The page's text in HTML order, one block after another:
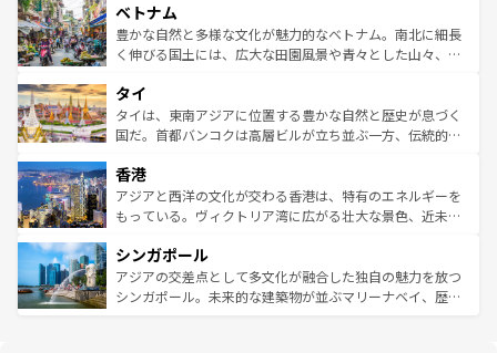
参照してほしい。
容にもいいと評判のスイーツなど、バラエティ豊かな料理
が味わえる。 なお、新着の台湾情報は コンテンツ一覧を参
照してほしい。
き、地方に足を延ばせば四季折々の自然美を楽しむことが
できる。そして、キムチや焼肉、絶品のストリートフード
まで、さまざまな韓国料理が待っている。夜には、韓国な
リティに包まれながら、韓国の多彩な魅力を心ゆくまで味
わってみてほしい。 なお、新着の韓国情報はコンテンツ一
覧を参照してほしい。
ベトナム
豊かな自然と多様な文化が魅力的なベトナム。南北に細長
く伸びる国土には、広大な田園風景や青々とした山々、世
急速な発展と共に伝統が息づく。ハノイの古い町並みやホ
ーチミン市のフランス統治時代の建物も、独特の雰囲気を
醸し出している。また、バラエティの豊かさとおいしさで
とつ。フォーやバインミー、ベトナムコーヒーなどは、ぜ
ひ現地で味わいたい。どの地域を訪れてもあたたかい人々
が旅行者を迎えてくれるので、きっと忘れられない旅にな
参照してほしい。
タイ
タイは、東南アジアに位置する豊かな自然と歴史が息づく
国だ。首都バンコクは高層ビルが立ち並ぶ一方、伝統的な
の活気が交差している。北部ではチェンマイなどの山岳地
帯で自然と触れ合い、南部ではプーケットやクラビの美し
いビーチでリゾート気分を楽しむことができる。タイ料理
激する。気候は一年中温暖で、どの季節にも異なる楽しみ
が待っている。親しみやすいタイの人々、仏教を中心とし
た文化、そして多様な観光資源が、訪れる旅人を魅了し続
香港
アジアと西洋の文化が交わる香港は、特有のエネルギーを
もっている。ヴィクトリア湾に広がる壮大な景色、近未来
み、どこを訪れても感動するはず。観光スポットが密集し
ており、効率よく見どころを回れるのも魅力。息をのむよ
うな絶景から文化的な体験まで、香港を存分に楽しみ尽く
シンガポール
アジアの交差点として多文化が融合した独自の魅力を放つ
シンガポール。未来的な建築物が並ぶマリーナベイ、歴史